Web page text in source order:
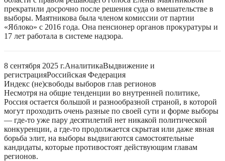
прекратили досрочно после решения суда о вмешательстве в
выборы. Маятникова была членом комиссии от партии
«Яблоко» с 2016 года. Она пенсионер органов прокуратуры и
17 лет работала в системе надзора.
8 сентября 2025 г.АналитикаВыдвижение и
регистрацияРоссийская Федерация
Индекс (не)свободы выборов глав регионов
Несмотря на общие тенденции во внутренней политике,
Россия остается большой и разнообразной страной, в которой
могут проходить очень разные по своей сути и форме выборы
— где-то уже пару десятилетий нет никакой политической
конкуренции, а где-то продолжается скрытая или даже явная
борьба элит, на выборы выдвигаются самостоятельные
кандидаты, которые противостоят действующим главам
регионов.